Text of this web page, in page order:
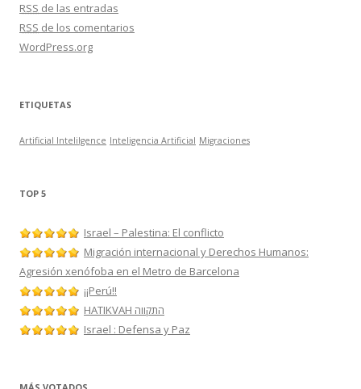
RSS de las entradas
RSS de los comentarios
WordPress.org
ETIQUETAS
Artificial Intelilgence Inteligencia Artificial Migraciones
TOP 5
Israel – Palestina: El conflicto
Migración internacional y Derechos Humanos:
Agresión xenófoba en el Metro de Barcelona
¡¡Perú!!
HATIKVAH התקווה
Israel : Defensa y Paz